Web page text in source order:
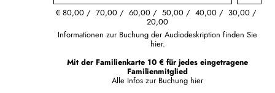
€80,00 70,00 60,00 50,00 40,00 30,00
20,00
Informationen zur Buchung der Audiodeskription finden Sie
hier.
Mit der Familienkarte 10 € für jedes eingetragene
Familienmitglied
Alle Infos zur Buchung hier